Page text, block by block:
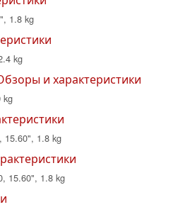
1.8 kg
kg
и характеристики
kg
15.60", 1.8 kg
15.60", 1.8 kg